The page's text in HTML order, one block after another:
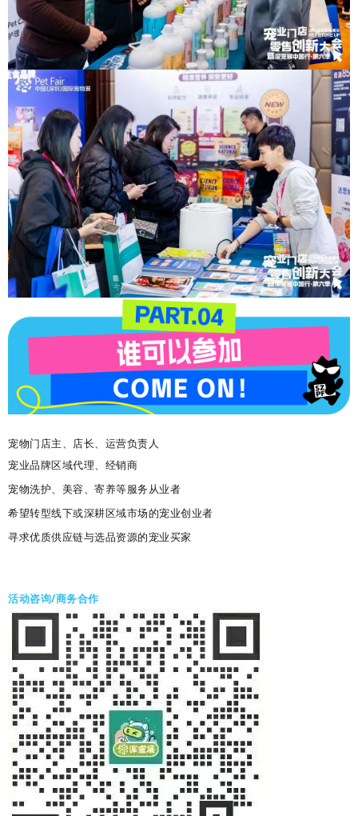
宠物门店主、店长、运营负责人
宠业品牌区域代理、经销商
宠物洗护、美容、寄养等服务从业者
希望转型线下或深耕区域市场的宠业创业者
寻求优质供应链与选品资源的宠业买家
活动咨询/商务合作